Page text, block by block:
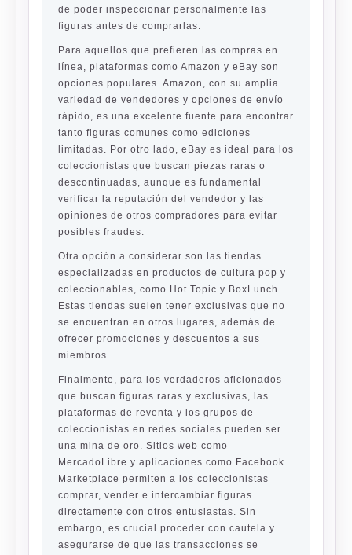
de poder inspeccionar personalmente las
figuras antes de comprarlas.
Para aquellos que prefieren las compras en
línea, plataformas como Amazon y eBay son
opciones populares. Amazon, con su amplia
variedad de vendedores y opciones de envío
rápido, es una excelente fuente para encontrar
tanto figuras comunes como ediciones
limitadas. Por otro lado, eBay es ideal para los
coleccionistas que buscan piezas raras o
descontinuadas, aunque es fundamental
verificar la reputación del vendedor y las
opiniones de otros compradores para evitar
posibles fraudes.
Otra opción a considerar son las tiendas
especializadas en productos de cultura pop y
coleccionables, como Hot Topic y BoxLunch .
Estas tiendas suelen tener exclusivas que no
se encuentran en otros lugares, además de
ofrecer promociones y descuentos a sus
miembros.
Finalmente, para los verdaderos aficionados
que buscan figuras raras y exclusivas, las
plataformas de reventa y los grupos de
coleccionistas en redes sociales pueden ser
una mina de oro. Sitios web como
MercadoLibre y aplicaciones como Facebook
Marketplace permiten a los coleccionistas
comprar, vender e intercambiar figuras
directamente con otros entusiastas. Sin
embargo, es crucial proceder con cautela y
asegurarse de que las transacciones se